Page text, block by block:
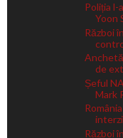
Poliția l-
Yoon
Război
de
Șeful
Mark
Război